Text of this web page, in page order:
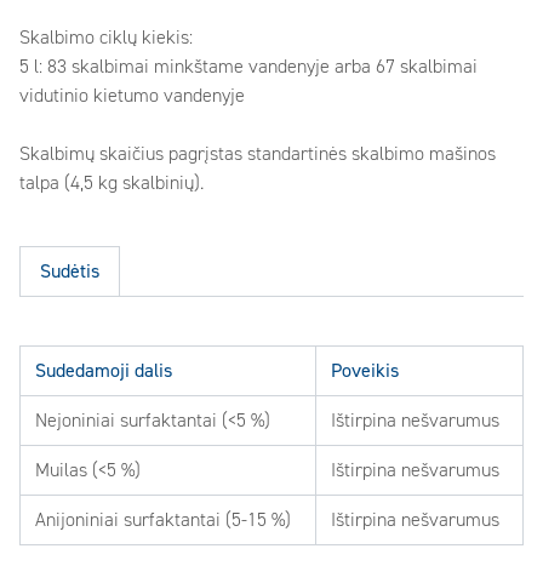
Skalbimo ciklų kiekis:
5 l: 83 skalbimai minkštame vandenyje arba 67 skalbimai
vidutinio kietumo vandenyje
Skalbimų skaičius pagrįstas standartinės skalbimo mašinos
talpa (4,5 kg skalbinių).
Sudėtis
Sudedamoji dalis Poveikis
Nejoniniai surfaktantai (<5 %) Ištirpina nešvarumus
Muilas (<5 %) Ištirpina nešvarumus
Anijoniniai surfaktantai (5-15 %) Ištirpina nešvarumus